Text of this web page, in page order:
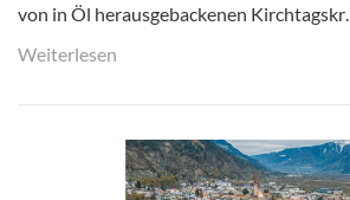
von in Öl herausgebackenen Kirchtagskr…
Weiterlesen